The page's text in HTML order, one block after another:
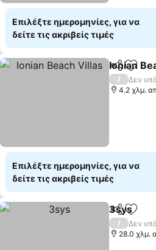
Επιλέξτε ημερομηνίες, για να
δείτε τις ακριβείς τιμές
Ionian
/
Δεν
4.2 χλμ.
Επιλέξτε ημερομηνίες, για να
δείτε τις ακριβείς τιμές
3sys
/
Δεν
28.0 χλμ.